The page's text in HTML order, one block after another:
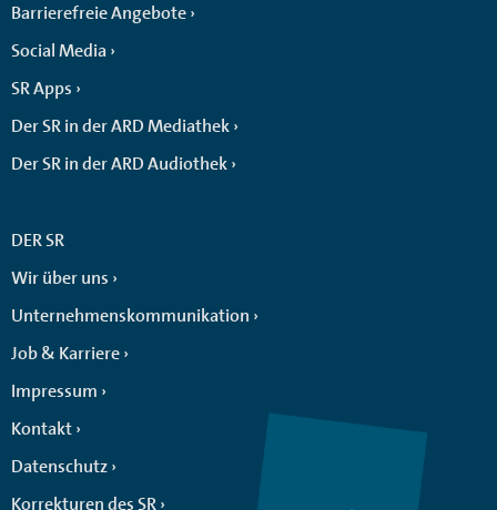
Barrierefreie Angebote
Social Media
SR Apps
Der SR in der ARD Mediathek
Der SR in der ARD Audiothek
DER SR
Wir über uns
Unternehmenskommunikation
Job & Karriere
Impressum
Kontakt
Datenschutz
Korrekturen des SR